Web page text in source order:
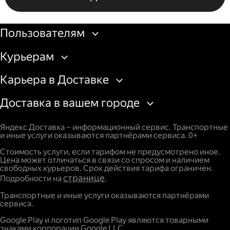
Бизнесу
Пользователям
Курьерам
Карьера в Доставке
Доставка в вашем городе
Яндекс Доставка – информационный сервис. Транспортные
и иные услуги оказываются партнёрами сервиса. 0+
Стоимость услуги, если тарифом не предусмотрено иное.
Цена может отличаться в связи со спросом и наличием
свободных курьеров. Срок действия тарифа ограничен.
Подробности настранице.
Транспортные и иные услуги оказываются партнёрами
сервиса.
Google Play и логотип Google Play являются товарными